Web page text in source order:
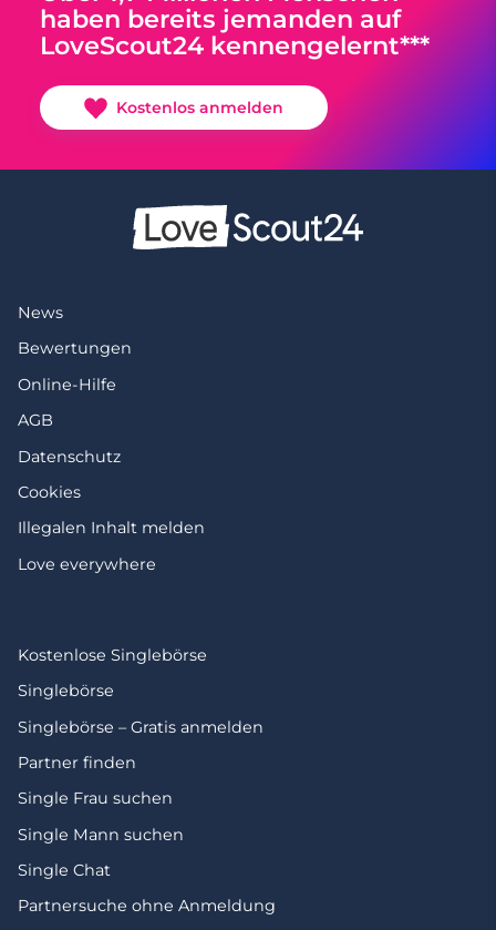
haben bereits jemanden auf
LoveScout24 kennengelernt***
Kostenlos anmelden
News
Bewertungen
Online-Hilfe
AGB
Datenschutz
Cookies
Illegalen Inhalt melden
Love everywhere
Kostenlose Singlebörse
Singlebörse
Singlebörse – Gratis anmelden
Partner finden
Single Frau suchen
Single Mann suchen
Single Chat
Partnersuche ohne Anmeldung